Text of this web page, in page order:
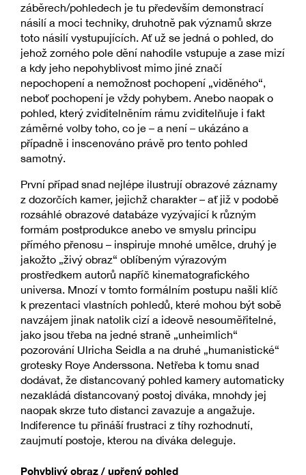
záběrech/pohledech je tu především demonstrací
násilí a moci techniky, druhotně pak významů skrze
toto násilí vystupujících. Ať už se jedná o pohled, do
jehož zorného pole dění nahodile vstupuje a zase mizí
a kdy jeho nepohyblivost mimo jiné značí
nepochopení a nemožnost pochopení „viděného“,
neboť pochopení je vždy pohybem. Anebo naopak o
pohled, který zviditelněním rámu zviditelňuje i fakt
záměrné volby toho, co je – a není – ukázáno a
případně i inscenováno právě pro tento pohled
samotný.
První případ snad nejlépe ilustrují obrazové záznamy
z dozorčích kamer, jejichž charakter – ať již v podobě
rozsáhlé obrazové databáze vyzývající k různým
formám postprodukce anebo ve smyslu principu
přímého přenosu – inspiruje mnohé umělce, druhý je
jakožto „živý obraz“ oblíbeným výrazovým
prostředkem autorů napříč kinematografického
universa. Mnozí v tomto formálním postupu našli klíč
k prezentaci vlastních pohledů, které mohou být sobě
navzájem jinak natolik cizí a ideově nesouměřitelné,
jako jsou třeba na jedné straně „unheimlich“
pozorování Ulricha Seidla a na druhé „humanistické“
grotesky Roye Anderssona. Netřeba k tomu snad
dodávat, že distancovaný pohled kamery automaticky
nezakládá distancovaný postoj diváka, mnohdy jej
naopak skrze tuto distanci zavazuje a angažuje.
Indiference tu přináší frustraci z tíhy rozhodnutí,
zaujmutí postoje, kterou na diváka deleguje.
Pohyblivý obraz / upřený pohled